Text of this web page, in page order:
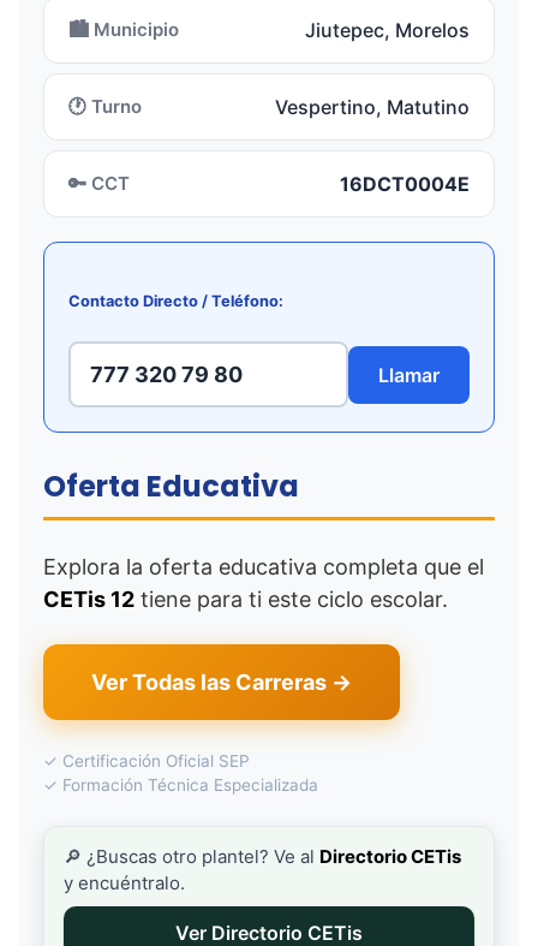
🏙️ Municipio Jiutepec, Morelos
🕐 Turno Vespertino, Matutino
🔑 CCT 16DCT0004E
Contacto Directo / Teléfono:
777 320 79 80 Llamar
Oferta Educativa
Explora la oferta educativa completa que el
CETis 12 tiene para ti este ciclo escolar.
Ver Todas las Carreras →
✓ Certificación Oficial SEP
✓ Formación Técnica Especializada
🔎 ¿Buscas otro plantel? Ve al Directorio CETis
y encuéntralo.
Ver Directorio CETis